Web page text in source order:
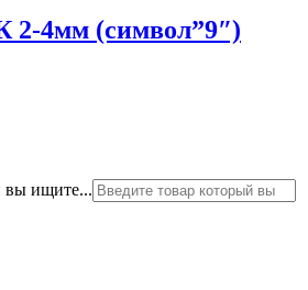
4мм (символ”9″)
вы ищите...